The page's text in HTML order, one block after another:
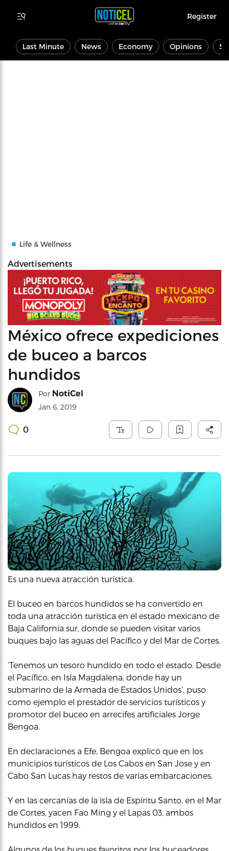
Register
Last Minute News Economy Opinions
Life & Wellness
Advertisements
México ofrece expediciones
de buceo a barcos
hundidos
Por NotiCel
Jan 6, 2019
0
Es una nueva atracción turística.
El buceo en barcos hundidos se ha convertido en
toda una atracción turística en el estado mexicano de
Baja California sur, donde se pueden visitar varios
buques bajo las aguas del Pacífico y del Mar de Cortes.
‘Tenemos un tesoro hundido en todo el estado. Desde
el Pacífico, en Isla Magdalena, donde hay un
submarino de la Armada de Estados Unidos’, puso
como ejemplo el prestador de servicios turísticos y
promotor del buceo en arrecifes artificiales Jorge
Bengoa.
En declaraciones a Efe, Bengoa explicó que en los
municipios turísticos de Los Cabos en San Jose y en
Cabo San Lucas hay restos de varias embarcaciones.
Y en las cercanías de la isla de Espíritu Santo, en el Mar
de Cortes, yacen Fao Ming y el Lapas 03, ambos
hundidos en 1999.